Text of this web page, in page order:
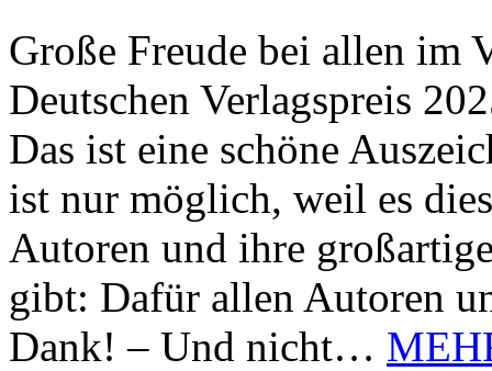
Große Freude bei allen im
Deutschen Verlagspreis
Das ist eine schöne
ist nur möglich, weil es
Autoren und ihre
gibt: Dafür allen Autoren
Dank! – Und nicht…